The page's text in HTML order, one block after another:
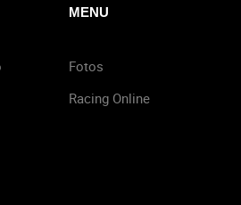
MENU
Fotos
Racing Online